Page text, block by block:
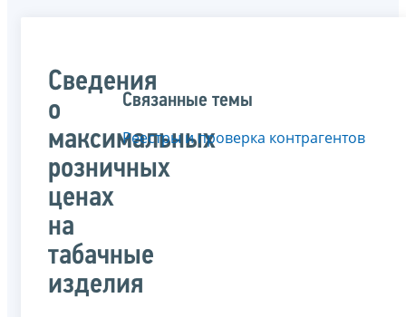
Сведения
о
максимальных
розничных
ценах
на
табачные
изделия
Связанные темы
Реестры и проверка контрагентов